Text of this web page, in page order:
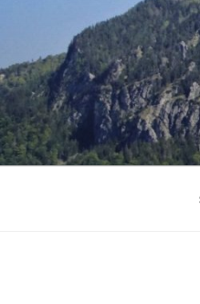
springen